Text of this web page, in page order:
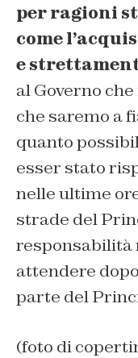
per ragioni
come
e
al Governo
che saremo a
quanto
esser stato
nelle ultime
strade del
responsabilità
attendere
parte del
(foto di